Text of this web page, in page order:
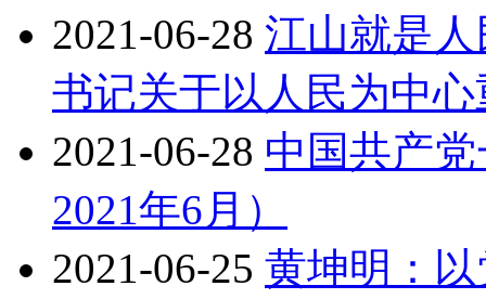
2021-06-28 江山就是
书记关于以人民为中
2021-06-28 中国共产
2021年6月）
2021-06-25 黄坤明：